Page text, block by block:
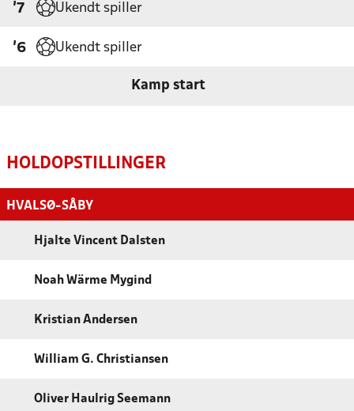
'7 Ukendt spiller
'6 Ukendt spiller
Kamp start
HOLDOPSTILLINGER
HVALSØ-SÅBY
Hjalte Vincent Dalsten
Noah Wärme Mygind
Kristian Andersen
William G. Christiansen
Oliver Haulrig Seemann